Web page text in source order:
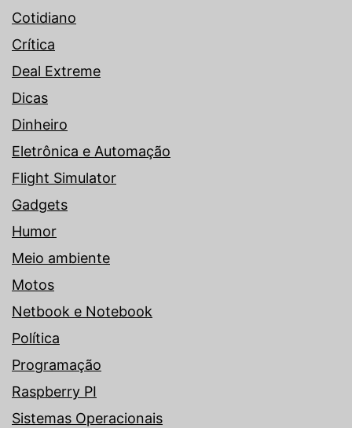
Cotidiano
Crítica
Deal Extreme
Dicas
Dinheiro
Eletrônica e Automação
Flight Simulator
Gadgets
Humor
Meio ambiente
Motos
Netbook e Notebook
Política
Programação
Raspberry PI
Sistemas Operacionais